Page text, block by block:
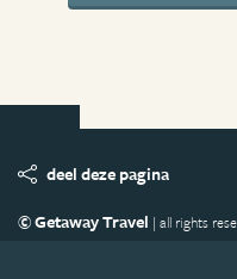
deel deze pagina
© Getaway Travel | all rights